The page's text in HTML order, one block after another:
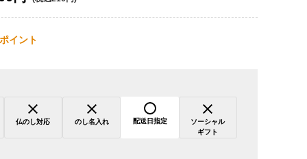
ポイント
仏のし対応 のし名入れ 配送日指定
ソーシャル
ギフト